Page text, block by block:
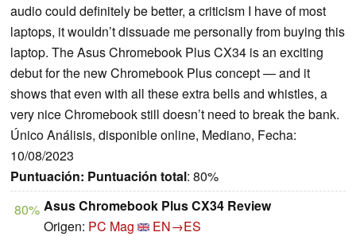
audio could definitely be better, a criticism I have of most
laptops, it wouldn’t dissuade me personally from buying this
laptop. The Asus Chromebook Plus CX34 is an exciting
debut for the new Chromebook Plus concept — and it
shows that even with all these extra bells and whistles, a
very nice Chromebook still doesn’t need to break the bank.
Único Análisis, disponible online, Mediano, Fecha:
10/08/2023
Puntuación: Puntuación total: 80%
80% Asus Chromebook Plus CX34 Review
Origen: PC Mag
EN→ES